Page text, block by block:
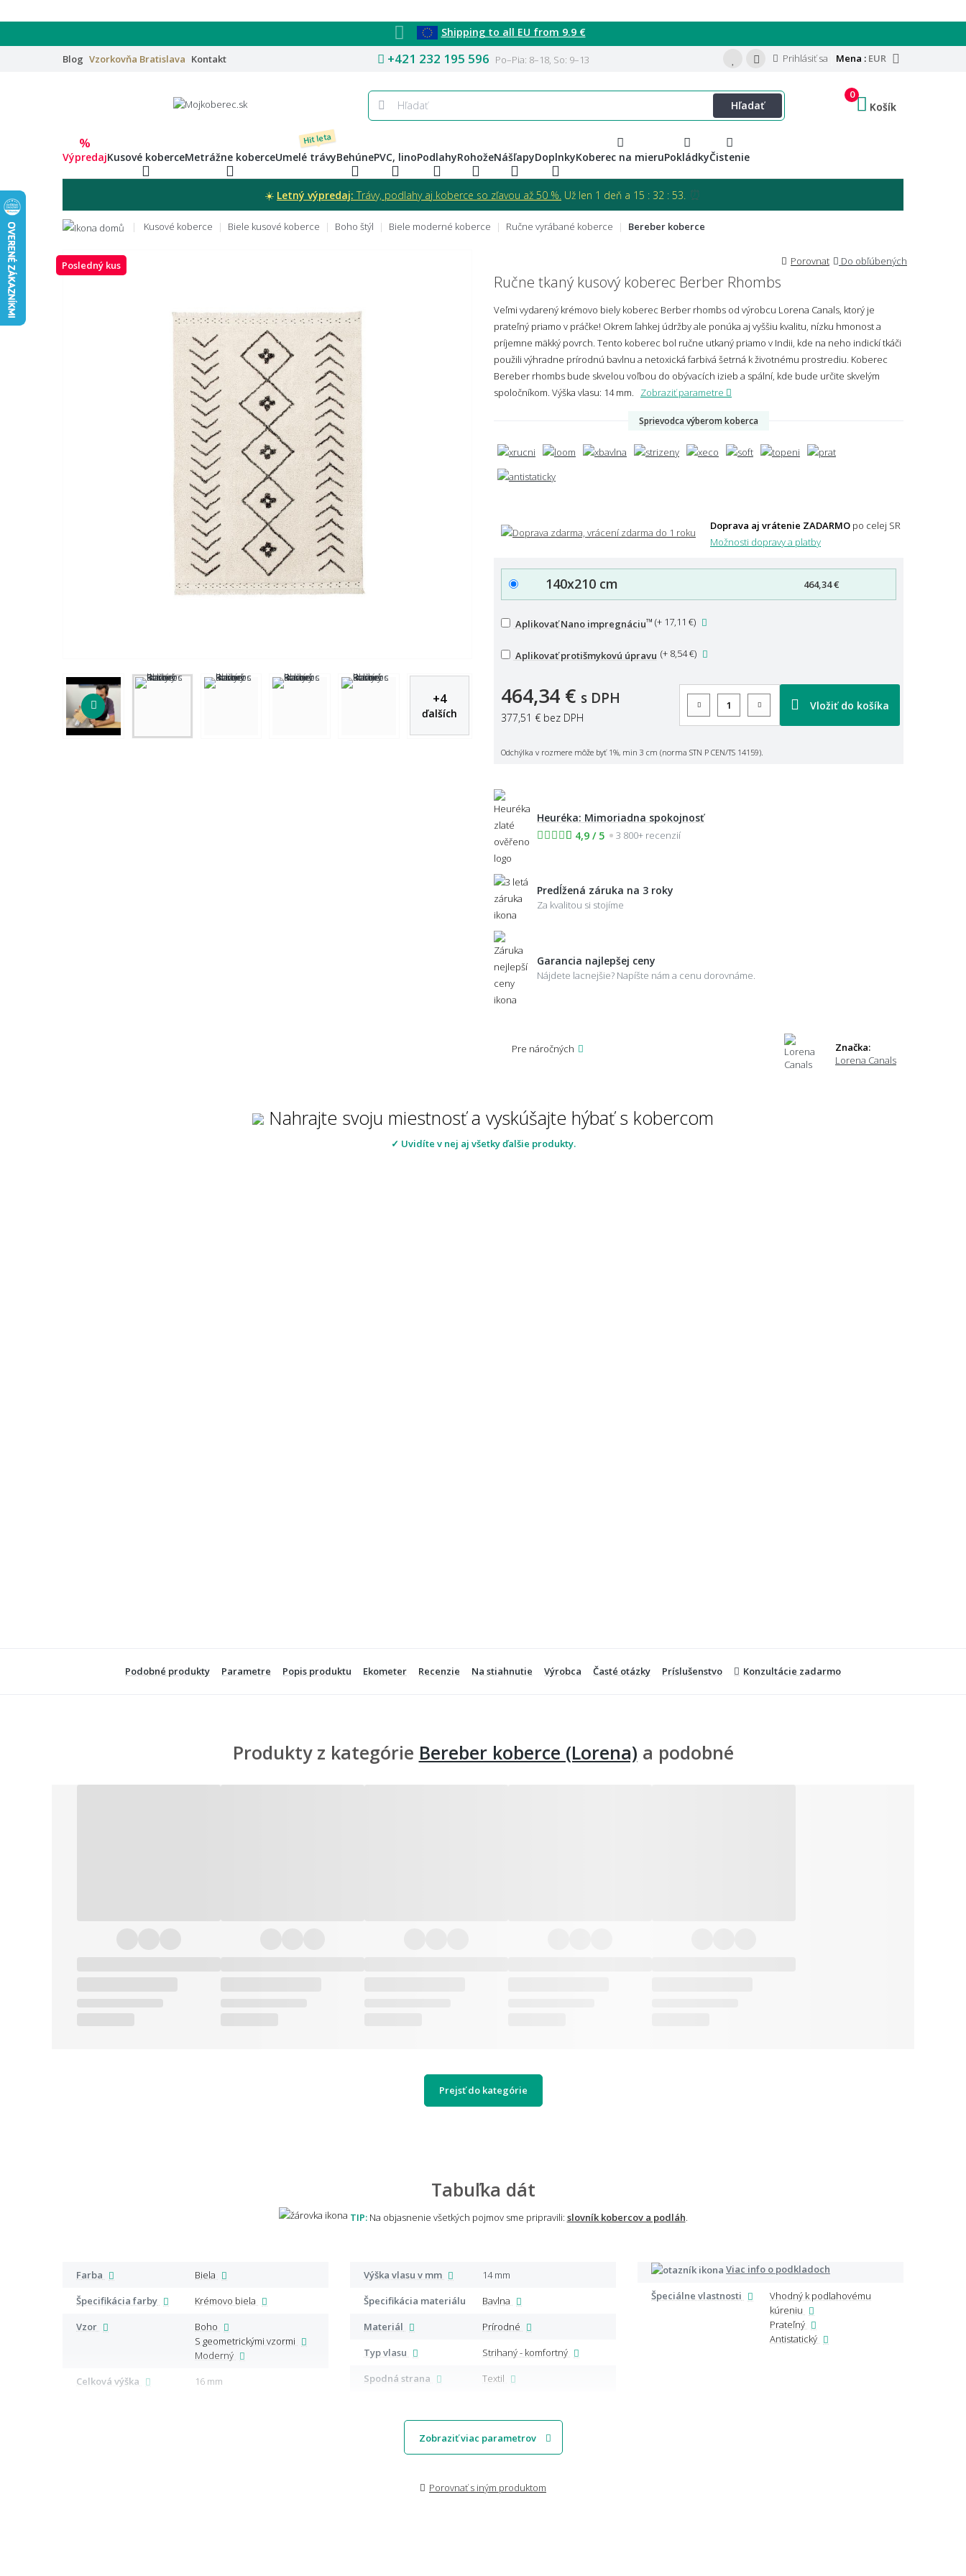
Shipping to all EU from 9.9 €
Blog Vzorkovňa Bratislava Kontakt +421 232 195 596 Po–Pia: 8–18, So: 9–13 Mena : EUR
Prihlásiť sa
Hľadať
0
Košík
%
VýpredajKusové koberceMetrážne koberce
Hit leta
Umelé trávyBehúnePVC, linoPodlahyRohožeNášľapyDoplnkyKoberec na mieruPokládkyČistenie
☀️ Letný výpredaj: Trávy, podlahy aj koberce so zľavou až 50 %. Už len 1 deň a 15 : 32 : 52. ⏰
Kusové koberce Biele kusové koberce Boho štýl Biele moderné koberce Ručne vyrábané koberce Bereber koberce
Porovnat Do obľúbených
Posledný kus
+4
ďalších
Ručne tkaný kusový koberec Berber Rhombs
Veľmi vydarený krémovo biely koberec Berber rhombs od výrobcu Lorena Canals, ktorý je
prateľný priamo v práčke! Okrem ľahkej údržby ale ponúka aj vyššiu kvalitu, nízku hmonost a
príjemne mäkký povrch. Tento koberec bol ručne utkaný priamo v Indii, kde na neho indickí tkáči
použili výhradne prírodnú bavlnu a netoxická farbivá šetrná k životnému prostrediu. Koberec
Bereber rhombs bude skvelou voľbou do obývacích izieb a spální, kde bude určite skvelým
spoločníkom. Výška vlasu: 14 mm. Zobraziť parametre
Sprievodca výberom koberca
Doprava aj vrátenie ZADARMO po celej SR
Možnosti dopravy a platby
140x210 cm 464,34 €
Aplikovať Nano impregnáciu™ (+ 17,11 €)
Aplikovať protišmykovú úpravu (+ 8,54 €)
464,34 € s DPH
377,51 € bez DPH
Vložiť do košíka
Odchýlka v rozmere môže byť 1%, min 3 cm (norma STN P CEN/TS 14159).
Heuréka: Mimoriadna spokojnosť
4,9 / 5
3 800+ recenzií
Predĺžená záruka na 3 roky
Za kvalitou si stojíme
Garancia najlepšej ceny
Nájdete lacnejšie? Napíšte nám a cenu dorovnáme.
Pre náročných
Značka:
Lorena Canals
Nahrajte svoju miestnosť a vyskúšajte hýbať s kobercom
✓ Uvidíte v nej aj všetky ďalšie produkty.
Podobné produkty Parametre Popis produktu Ekometer Recenzie Na stiahnutie Výrobca Časté otázky Príslušenstvo Konzultácie zadarmo
Produkty z kategórie Bereber koberce (Lorena) a podobné
Prejsť do kategórie
Tabuľka dát
TIP:Na objasnenie všetkých pojmov sme pripravili: slovník kobercov a podláh
Farba
Biela
Špecifikácia farby
Krémovo biela
Vzor
Boho
S geometrickými vzormi
Moderný
Celková výška
16 mm
Výška vlasu v mm
14 mm
Špecifikácia materiálu
Bavlna
Materiál
Prírodné
Typ vlasu
Strihaný - komfortný
Spodná strana
Textil
Viac info o podkladoch
Špeciálne vlastnosti
Vhodný k podlahovému
kúreniu
Prateľný
Antistatický
Zobraziť viac parametrov
Porovnať s iným produktom